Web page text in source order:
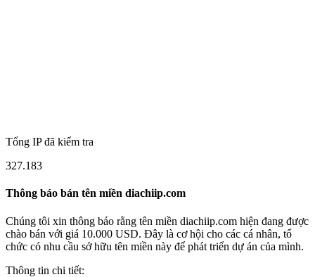
Tổng IP đã kiểm tra
327.183
Thông báo bán tên miền diachiip.com
Chúng tôi xin thông báo rằng tên miền diachiip.com hiện đang được
chào bán với giá 10.000 USD. Đây là cơ hội cho các cá nhân, tổ
chức có nhu cầu sở hữu tên miền này để phát triển dự án của mình.
Thông tin chi tiết: